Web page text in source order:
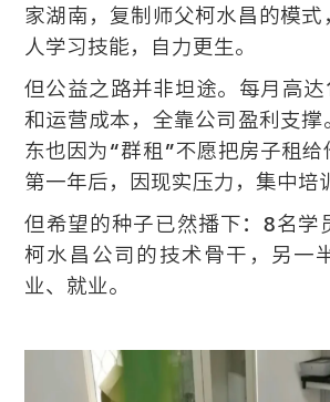
家湖南，复制师父柯水昌的模
人学习技能，自力更生。
但公益之路并非坦途。每月高
和运营成本，全靠公司盈利支撑
东也因为“群租”不愿把房子租给
第一年后，因现实压力，集中培
但希望的种子已然播下：8名学
柯水昌公司的技术骨干，另一
业、就业。